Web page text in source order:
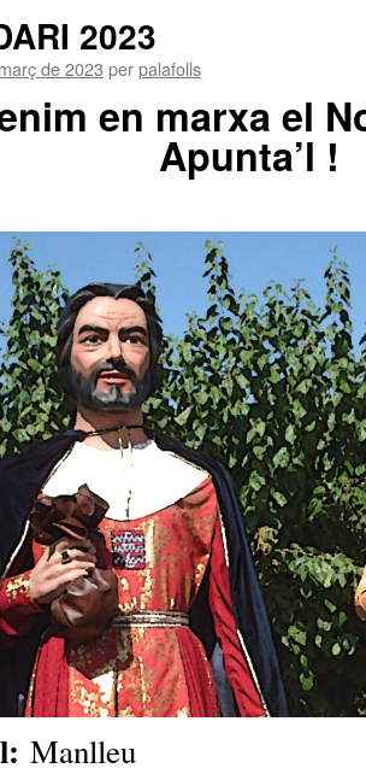
2023
de 2023 perpalafolls
en marxa el
Apunta’l !
Manlleu